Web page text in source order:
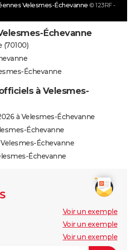
Velesmes-Échevanne © 123RF -
Échevanne
(70100)
Échevanne
à Velesmes-
à Velesmes-Échevanne
Échevanne
Échevanne
Échevanne
Voir un exemple
Voir un exemple
Voir un exemple